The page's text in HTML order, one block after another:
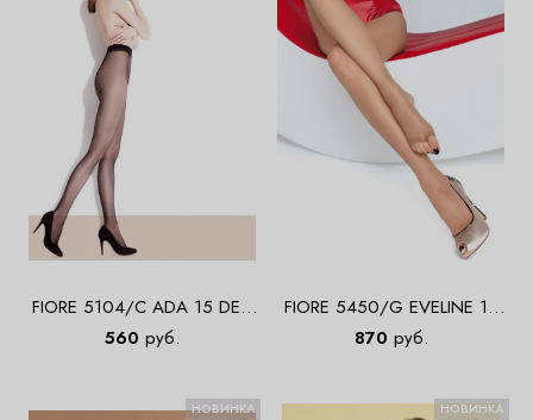
FIORE 5104/C ADA 15 DEN
Колготки
560 руб.
FIORE 5450/G EVELINE 15
DEN Колготки
870 руб.
НОВИНКА НОВИНКА